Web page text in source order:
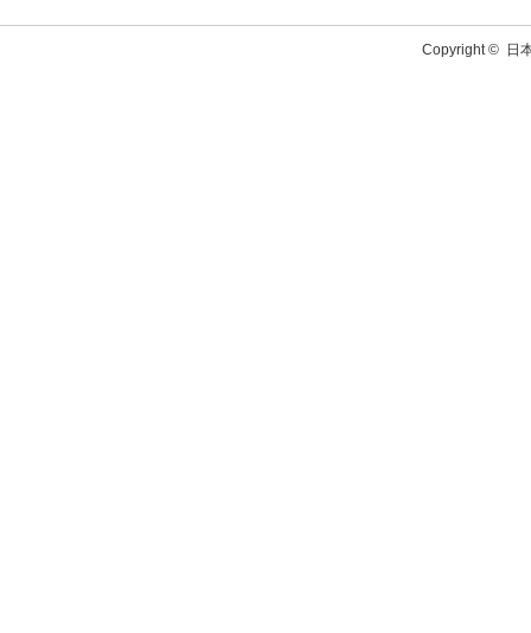
Copyright © 日